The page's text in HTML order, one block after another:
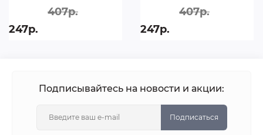
407р.
247р.
407р.
247р.
Подписывайтесь на новости и акции:
Подписаться